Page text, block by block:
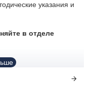
указания и
в отделе